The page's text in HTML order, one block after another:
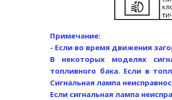
Примечание:
- Если во время движения
В некоторых моделях
топливного бака. Если в
Сигнальная лампа
Если сигнальная лампа